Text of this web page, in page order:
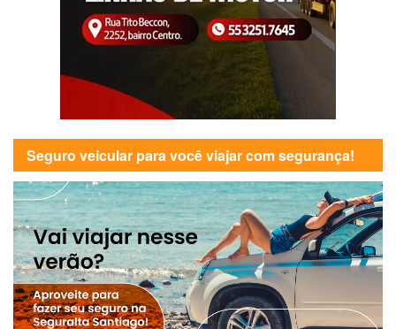
Seguro veicular para você viajar com segurança!